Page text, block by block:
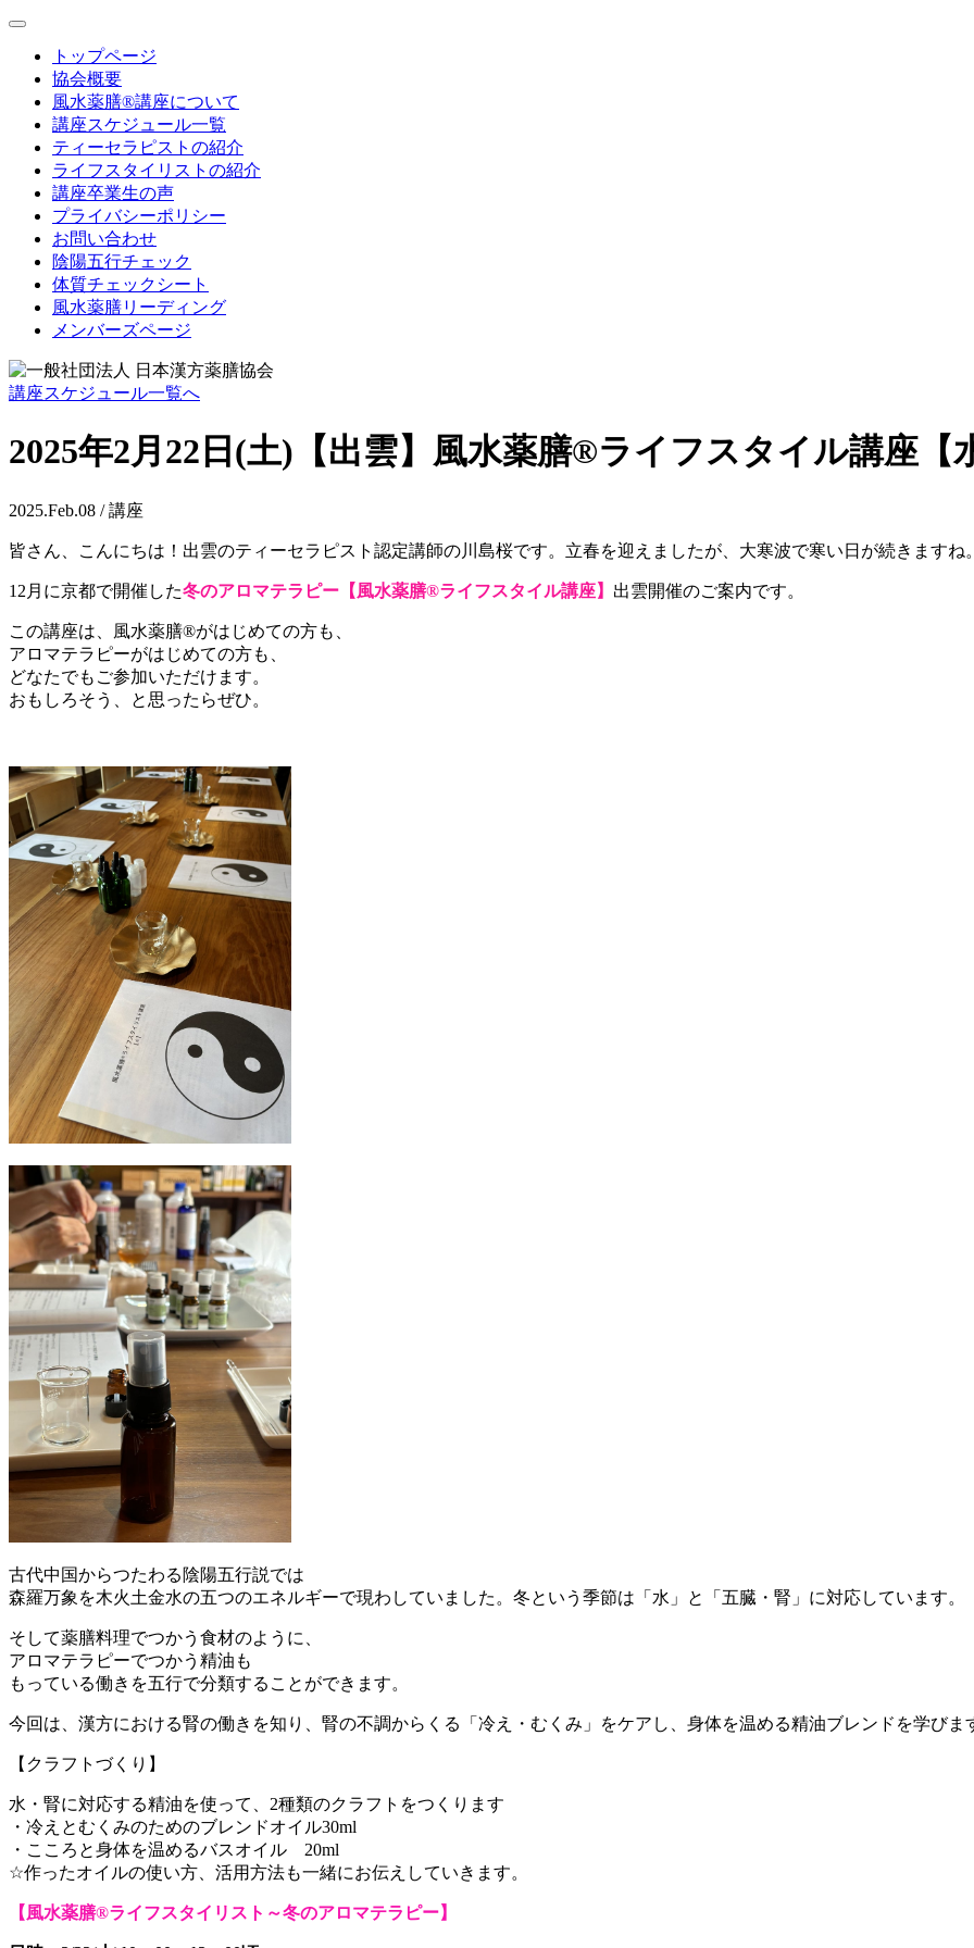
toggle
navigationトップページ
協会概要
風水薬膳®講座について
講座スケジュール一覧
ティーセラピストの紹介
ライフスタイリストの紹介
講座卒業生の声
プライバシーポリシー
お問い合わせ
陰陽五行チェック
体質チェックシート
風水薬膳リーディング
メンバーズページ
講座スケジュール一覧へ
2025年2月22日(土)【出雲】風水薬膳®ライフスタイル講座
2025.Feb.08 / 講座
皆さん、こんにちは！出雲のティーセラピスト認定講師の川島桜です。立春を迎えましたが、大寒波で寒い日が続きますね
12月に京都で開催した冬のアロマテラピー【風水薬膳®ライフスタイル講座】 出雲開催のご案内です。
この講座は、風水薬膳®がはじめての方も、
アロマテラピーがはじめての方も、
どなたでもご参加いただけます。
おもしろそう、と思ったらぜひ。
古代中国からつたわる陰陽五行説では
森羅万象を木火土金水の五つのエネルギーで現わしていました。冬という季節は「水」と「五臓・腎」に対応しています。
そして薬膳料理でつかう食材のように、
アロマテラピーでつかう精油も
もっている働きを五行で分類することができます。
今回は、漢方における腎の働きを知り、腎の不調からくる「冷え・むくみ」をケアし、身体を温める精油ブレンドを学びま
【クラフトづくり】
水・腎に対応する精油を使って、2種類のクラフトをつくります
・冷えとむくみのためのブレンドオイル30ml
・こころと身体を温めるバスオイル 20ml
☆作ったオイルの使い方、活用方法も一緒にお伝えしていきます。
【風水薬膳®ライフスタイリスト～冬のアロマテラピー】